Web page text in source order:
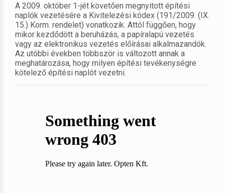
A 2009. október 1-jét követően megnyitott építési
naplók vezetésére a Kivitelezési kódex (191/2009. (IX.
15.) Korm. rendelet) vonatkozik. Attól függően, hogy
mikor kezdődött a beruházás, a papíralapú vezetés
vagy az elektronikus vezetés előírásai alkalmazandók.
Az utóbbi években többször is változott annak a
meghatározása, hogy milyen építési tevékenységre
kötelező építési naplót vezetni.